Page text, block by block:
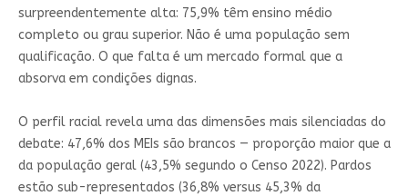
surpreendentemente alta: 75,9% têm ensino médio
completo ou grau superior. Não é uma população sem
qualificação. O que falta é um mercado formal que a
absorva em condições dignas.
O perfil racial revela uma das dimensões mais silenciadas do
debate: 47,6% dos MEIs são brancos — proporção maior que a
da população geral (43,5% segundo o Censo 2022). Pardos
estão sub-representados (36,8% versus 45,3% da